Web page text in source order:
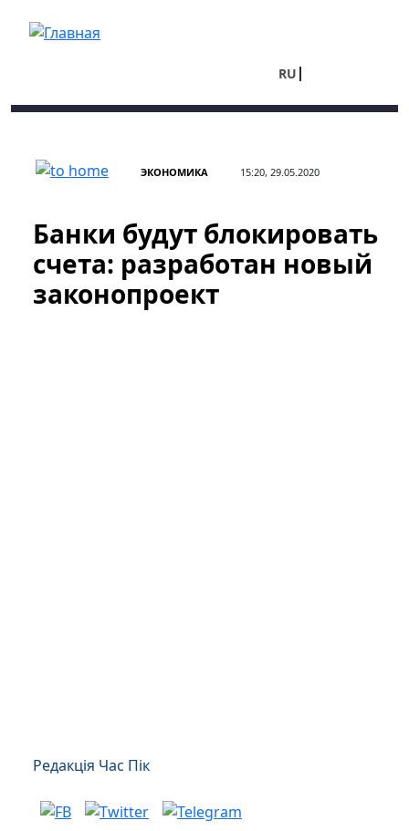
RU
ЭКОНОМИКА 15:20, 29.05.2020
Банки будут блокировать
счета: разработан новый
законопроект
Редакція Час Пік